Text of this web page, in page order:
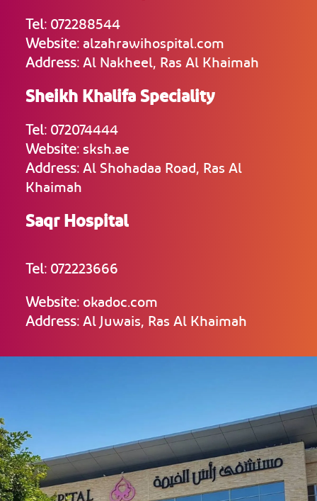
Tel:072288544
Website:alzahrawihospital.com
Address:Al Nakheel, Ras Al Khaimah
Sheikh Khalifa Speciality
Tel:072074444
Website:sksh.ae
Address:Al Shohadaa Road, Ras Al
Khaimah
Saqr Hospital
Tel:072223666
Website:okadoc.com
Address:Al Juwais, Ras Al Khaimah